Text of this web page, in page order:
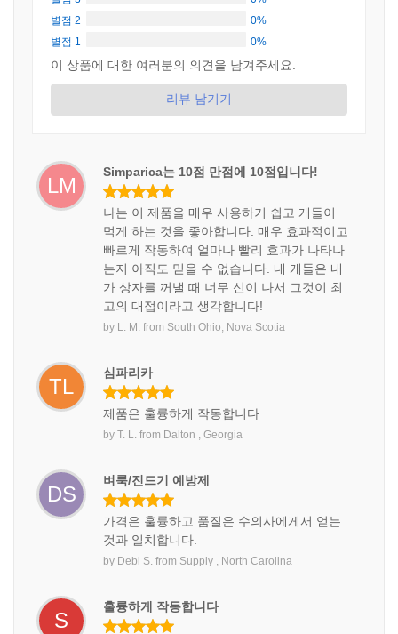
별점 2
0%
별점 1
0%
이 상품에 대한 여러분의 의견을 남겨주세요.
리뷰 남기기
LM
Simparica는 10점 만점에 10점입니다!
나는 이 제품을 매우 사용하기 쉽고 개들이
먹게 하는 것을 좋아합니다. 매우 효과적이고
빠르게 작동하여 얼마나 빨리 효과가 나타나
는지 아직도 믿을 수 없습니다. 내 개들은 내
가 상자를 꺼낼 때 너무 신이 나서 그것이 최
고의 대접이라고 생각합니다!
by L. M. from South Ohio, Nova Scotia
TL
심파리카
제품은 훌륭하게 작동합니다
by T. L. from Dalton , Georgia
DS
벼룩/진드기 예방제
가격은 훌륭하고 품질은 수의사에게서 얻는
것과 일치합니다.
by Debi S. from Supply , North Carolina
S
훌륭하게 작동합니다